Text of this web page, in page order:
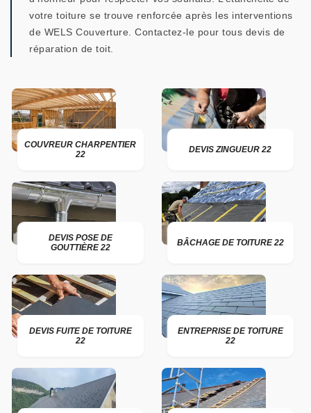
votre toiture se trouve renforcée après les interventions
de WELS Couverture. Contactez-le pour tous devis de
réparation de toit.
COUVREUR CHARPENTIER
22
DEVIS ZINGUEUR 22
DEVIS POSE DE
GOUTTIÈRE 22
BÂCHAGE DE TOITURE 22
DEVIS FUITE DE TOITURE
22
ENTREPRISE DE TOITURE
22